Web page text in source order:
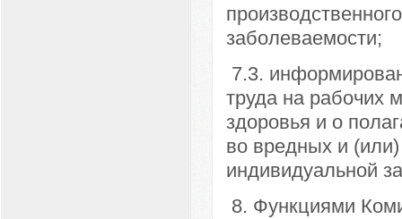
заболеваемости;
7.3.
труда на рабочих
здоровья и о
во вредных и
индивидуальной
8. Функциями